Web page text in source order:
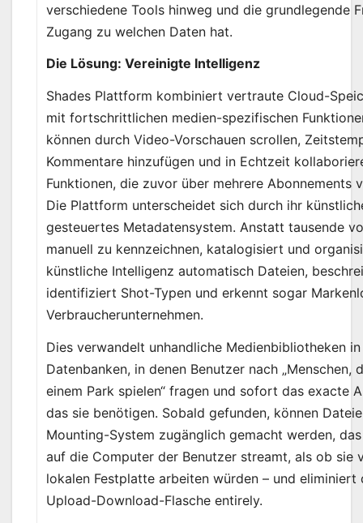
verschiedene Tools hinweg und die grundlegende
Zugang zu welchen Daten hat.
Die Lösung: Vereinigte Intelligenz
Shades Plattform kombiniert vertraute Cloud-
mit fortschrittlichen medien-spezifischen
können durch Video-Vorschauen scrollen,
Kommentare hinzufügen und in Echtzeit
Funktionen, die zuvor über mehrere Abonnements
Die Plattform unterscheidet sich durch ihr
gesteuertes Metadatensystem. Anstatt tausende
manuell zu kennzeichnen, katalogisiert und
künstliche Intelligenz automatisch Dateien,
identifiziert Shot-Typen und erkennt sogar
Verbraucherunternehmen.
Dies verwandelt unhandliche Medienbibliotheken
Datenbanken, in denen Benutzer nach „Menschen,
einem Park spielen“ fragen und sofort das exacte
das sie benötigen. Sobald gefunden, können
Mounting-System zugänglich gemacht werden,
auf die Computer der Benutzer streamt, als ob sie
lokalen Festplatte arbeiten würden – und eliminiert
Upload-Download-Flasche entirely.